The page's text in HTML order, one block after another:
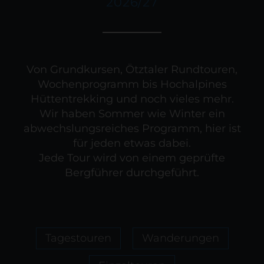
Von Grundkursen, Ötztaler Rundtouren,
Wochenprogramm bis Hochalpines
Hüttentrekking und noch vieles mehr.
Wir haben Sommer wie Winter ein
abwechslungsreiches Programm, hier ist
für jeden etwas dabei.
Jede Tour wird von einem geprüfte
Bergführer durchgeführt.
Tagestouren Wanderungen